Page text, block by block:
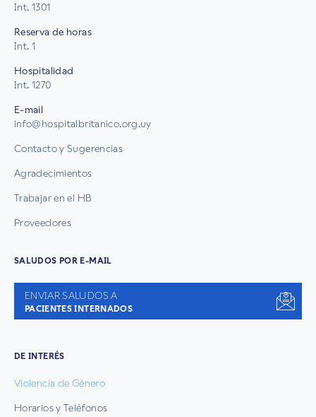
Int. 1301
Reserva de horas
Int. 1
Hospitalidad
Int. 1270
E-mail
info@hospitalbritanico.org.uy
Contacto y Sugerencias
Agradecimientos
Trabajar en el HB
Proveedores
SALUDOS POR E-MAIL
ENVIAR SALUDOS A
PACIENTES INTERNADOS
DE INTERÉS
Violencia de Género
Horarios y Teléfonos